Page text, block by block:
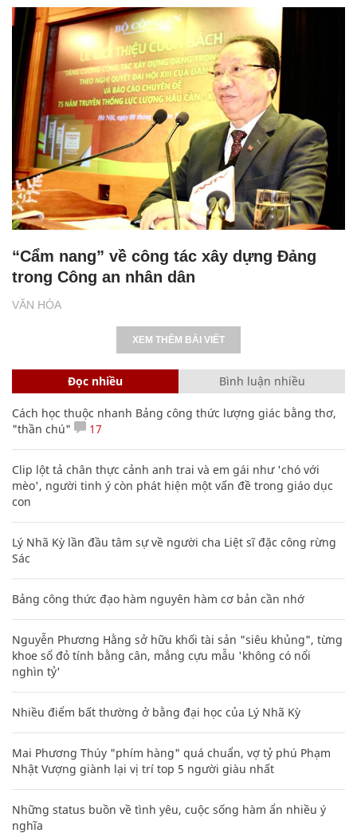
VĂN HÓA
“Cẩm nang” về công tác xây dựng Đảng
trong Công an nhân dân
XEM THÊM BÀI VIẾT
Đọc nhiều Bình luận nhiều
Cách học thuộc nhanh Bảng công thức lượng giác bằng thơ,
"thần chú"
17
Clip lột tả chân thực cảnh anh trai và em gái như 'chó với
mèo', người tinh ý còn phát hiện một vấn đề trong giáo dục
con
Lý Nhã Kỳ lần đầu tâm sự về người cha Liệt sĩ đặc công rừng
Sác
Bảng công thức đạo hàm nguyên hàm cơ bản cần nhớ
Nguyễn Phương Hằng sở hữu khối tài sản "siêu khủng", từng
khoe sổ đỏ tính bằng cân, mắng cựu mẫu 'không có nổi
nghìn tỷ'
Nhiều điểm bất thường ở bằng đại học của Lý Nhã Kỳ
Mai Phương Thúy "phím hàng" quá chuẩn, vợ tỷ phú Phạm
Nhật Vượng giành lại vị trí top 5 người giàu nhất
Những status buồn về tình yêu, cuộc sống hàm ẩn nhiều ý
nghĩa